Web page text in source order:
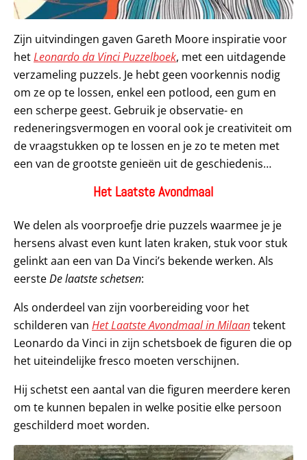
Zijn uitvindingen gaven Gareth Moore inspiratie voor
hetLeonardo da Vinci Puzzelboek, met een uitdagende
verzameling puzzels. Je hebt geen voorkennis nodig
om ze op te lossen, enkel een potlood, een gum en
een scherpe geest. Gebruik je observatie- en
redeneringsvermogen en vooral ook je creativiteit om
de vraagstukken op te lossen en je zo te meten met
een van de grootste genieën uit de geschiedenis…
Het Laatste Avondmaal
We delen als voorproefje drie puzzels waarmee je je
hersens alvast even kunt laten kraken, stuk voor stuk
gelinkt aan een van Da Vinci’s bekende werken. Als
eersteDe laatste schetsen:
Als onderdeel van zijn voorbereiding voor het
schilderen van Het Laatste Avondmaal in Milaantekent
Leonardo da Vinci in zijn schetsboek de figuren die op
het uiteindelijke fresco moeten verschijnen.
Hij schetst een aantal van die figuren meerdere keren
om te kunnen bepalen in welke positie elke persoon
geschilderd moet worden.